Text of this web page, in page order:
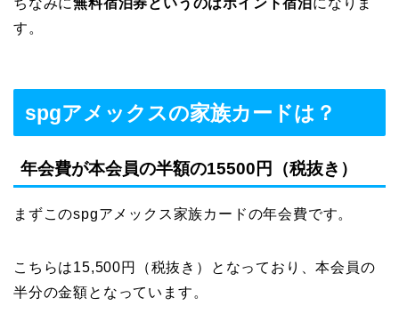
す。
spgアメックスの家族カードは？
年会費が本会員の半額の15500円（税抜き）
まずこのspgアメックス家族カードの年会費です。
こちらは15,500円（税抜き）となっており、本会員の
半分の金額となっています。